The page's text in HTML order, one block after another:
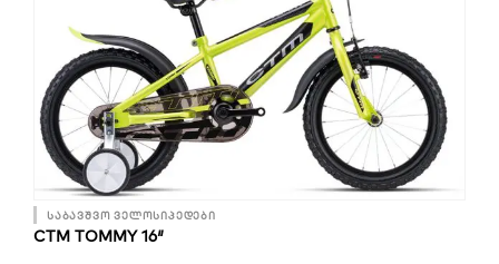
საბავშვო ველოსიპედები
CTM TOMMY 16″